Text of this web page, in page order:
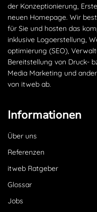
der Konzeptionierung,
neuen Homepage. Wir
für Sie und hosten das
inklusive Logoerstellung,
optimierung (SEO),
Bereitstellung von Druck-
Media Marketing und
von itweb ab.
Informationen
Über uns
Referenzen
itweb Ratgeber
Glossar
Jobs